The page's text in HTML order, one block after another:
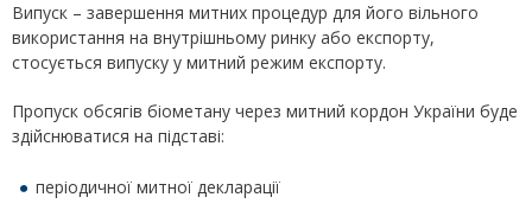
Випуск – завершення митних процедур для його вільного
використання на внутрішньому ринку або експорту,
стосується випуску у митний режим експорту.
Пропуск обсягів біометану через митний кордон України буде
здійснюватися на підставі:
періодичної митної декларації